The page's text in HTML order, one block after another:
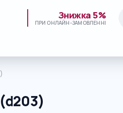
Знижка 5%
ПРИ ОНЛАЙН-ЗАМОВЛЕННІ